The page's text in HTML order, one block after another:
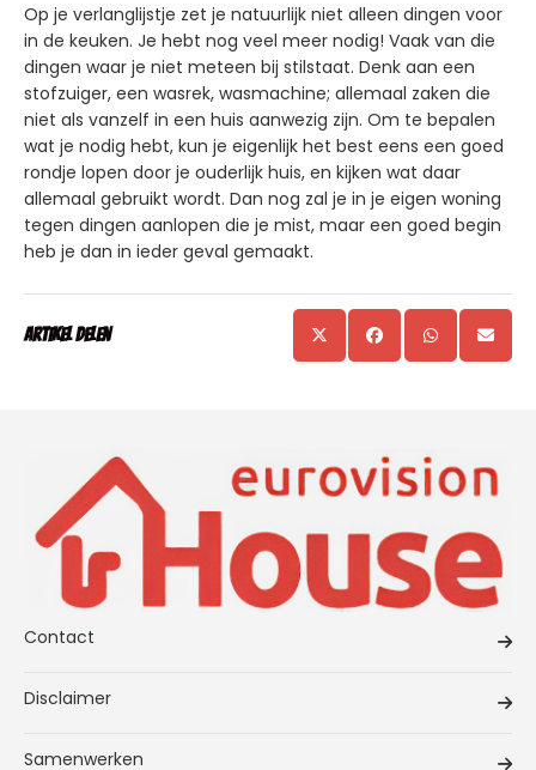
Op je verlanglijstje zet je natuurlijk niet alleen dingen voor
in de keuken. Je hebt nog veel meer nodig! Vaak van die
dingen waar je niet meteen bij stilstaat. Denk aan een
stofzuiger, een wasrek, wasmachine; allemaal zaken die
niet als vanzelf in een huis aanwezig zijn. Om te bepalen
wat je nodig hebt, kun je eigenlijk het best eens een goed
rondje lopen door je ouderlijk huis, en kijken wat daar
allemaal gebruikt wordt. Dan nog zal je in je eigen woning
tegen dingen aanlopen die je mist, maar een goed begin
heb je dan in ieder geval gemaakt.
Artikel delen
Contact
Disclaimer
Samenwerken